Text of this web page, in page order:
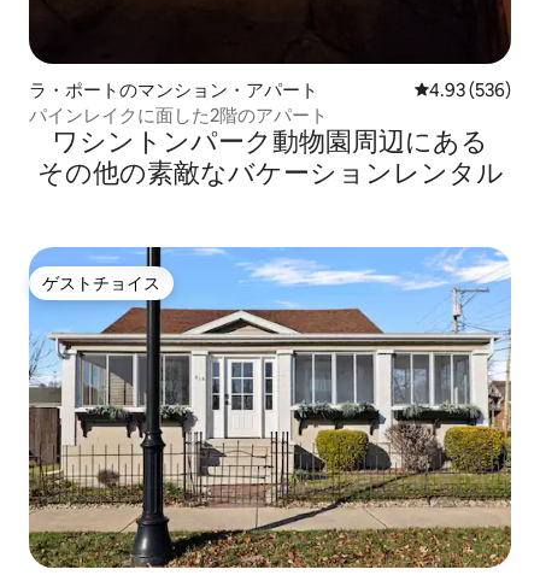
ラ・ポートのマンション・アパート レビュー536
4.93 (536)
パインレイクに面した2階のアパート
ワシントンパーク動物園⁠周⁠辺⁠に⁠あ⁠る
そ⁠の⁠他⁠の素⁠敵⁠なバ⁠ケ⁠ー⁠シ⁠ョ⁠ン⁠レ⁠ン⁠タ⁠ル
ゲストチョイス
ゲストチョイス